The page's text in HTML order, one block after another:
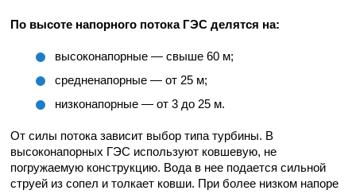
По высоте напорного потока ГЭС делятся на:
высоконапорные — свыше 60 м;
средненапорные — от 25 м;
низконапорные — от 3 до 25 м.
От силы потока зависит выбор типа турбины. В
высоконапорных ГЭС используют ковшевую, не
погружаемую конструкцию. Вода в нее подается сильной
струей из сопел и толкает ковши. При более низком напоре